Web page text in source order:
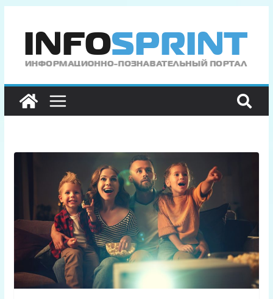
содержимому